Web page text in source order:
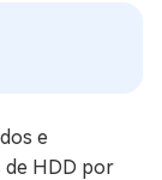
e
de HDD por